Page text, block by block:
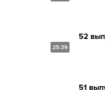
25:39
52
51